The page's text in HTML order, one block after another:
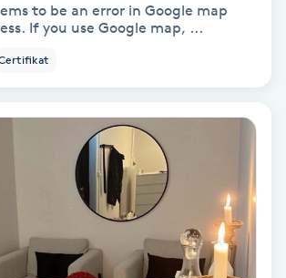
to be an error in Google map
If you use Google map, ...